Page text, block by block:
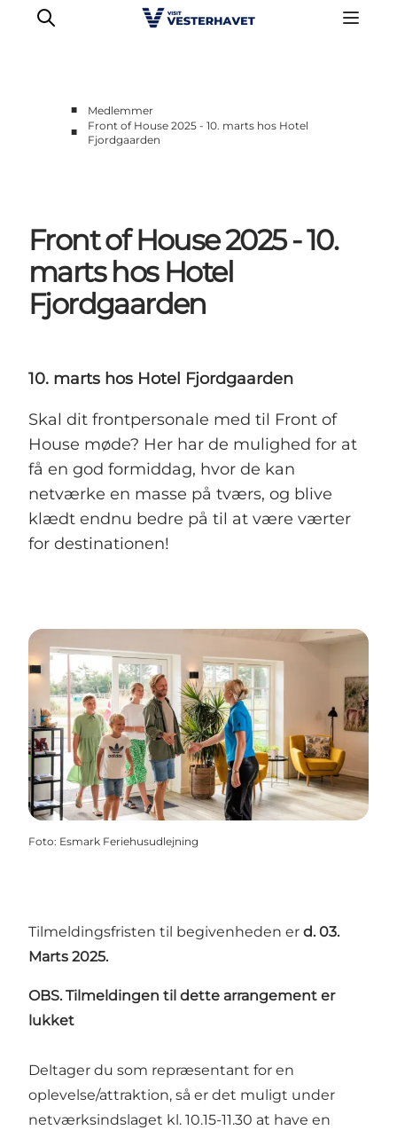
Erhverv
Medlemskab
Nyheder
Om os
■
Medlemmer
■
Front of House 2025 - 10. marts hos Hotel
Fjordgaarden
Front of House 2025 - 10.
marts hos Hotel
Fjordgaarden
10. marts hos Hotel Fjordgaarden
Skal dit frontpersonale med til Front of
House møde? Her har de mulighed for at
få en god formiddag, hvor de kan
netværke en masse på tværs, og blive
klædt endnu bedre på til at være værter
for destinationen!
Foto: Esmark Feriehusudlejning
Tilmeldingsfristen til begivenheden er d. 03.
Marts 2025.
OBS. Tilmeldingen til dette arrangement er
lukket
Deltager du som repræsentant for en
oplevelse/attraktion, så er det muligt under
netværksindslaget kl. 10.15-11.30 at have en